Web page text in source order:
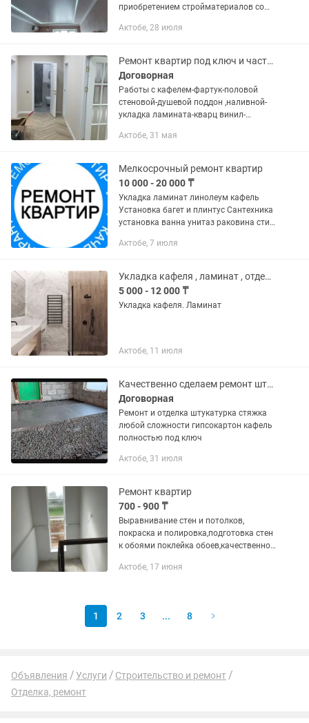
приобретением стройматериалов со
Актобе, 28 июля
Ремонт квартир под ключ и частично
Договорная
Работы с кафелем-фартук-половой
стеновой-душевой поддон ,наливной-
укладка ламината-кварц винил-
установка инсталляции- ванны-
панелями,...
Актобе, 31 мая
Мелкосрочный ремонт квартир
10 000 - 20 000 ₸
Укладка ламинат линолеум кафель
Установка багет и плинтус Сантехника
установка ванна унитаз раковина стир
смесители Электрика монтаж и замена
Актобе, 7 июля
Укладка кафеля , ламинат , отделка . Евро ремонт под ключ
5 000 - 12 000 ₸
Укладка кафеля. Ламинат
Актобе, 11 июля
Качественно сделаем ремонт штукатурка стяжка кафель и.т.д
Договорная
Ремонт и отделка штукатурка стяжка
любой сложности гипсокартон кафель
полностью под ключ
Актобе, 31 июля
Ремонт квартир
700 - 900 ₸
Выравнивание стен и потолков,
покраска и полировка,подготовка стен
к обоями поклейка обоев,качественно
Актобе, 17 июня
1 2 3 ... 8
Объявления Услуги
Строительство и ремонт
Отделка, ремонт